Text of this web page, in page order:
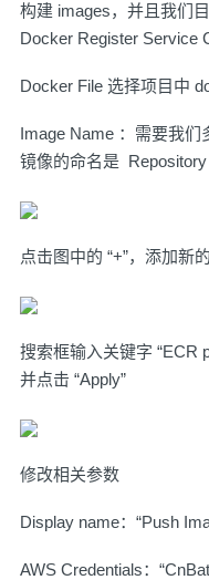
构建 images，并且我们
Docker Register Service
Docker File 选择项目中
Image Name ：需要我
镜像的命名是
点击图中的 “+”，添加新
搜索框输入关键字 “ECR
并点击 “Apply”
修改相关参数
Display name：“Push
AWS Credentials：